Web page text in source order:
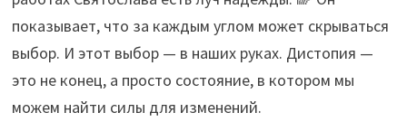
показывает, что за каждым углом может скрываться
выбор. И этот выбор — в наших руках. Дистопия —
это не конец, а просто состояние, в котором мы
можем найти силы для изменений.